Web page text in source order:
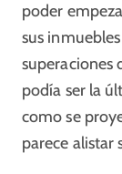
poder
sus
superaciones
podía ser la
como se
parece alistar